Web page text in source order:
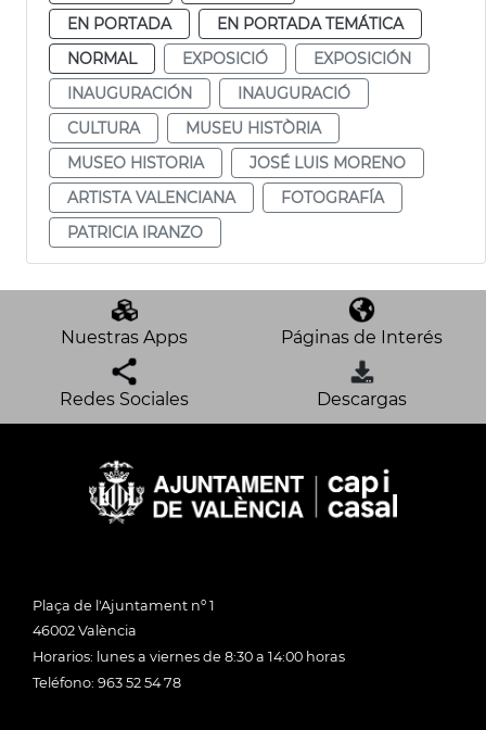
EN PORTADA
EN PORTADA TEMÁTICA
NORMAL
EXPOSICIÓ
EXPOSICIÓN
INAUGURACIÓN
INAUGURACIÓ
CULTURA
MUSEU HISTÒRIA
MUSEO HISTORIA
JOSÉ LUIS MORENO
ARTISTA VALENCIANA
FOTOGRAFÍA
PATRICIA IRANZO
Nuestras Apps Páginas de Interés
Redes Sociales Descargas
Plaça de l'Ajuntament nº 1
46002 València
Horarios: lunes a viernes de 8:30 a 14:00 horas
Teléfono: 963 52 54 78